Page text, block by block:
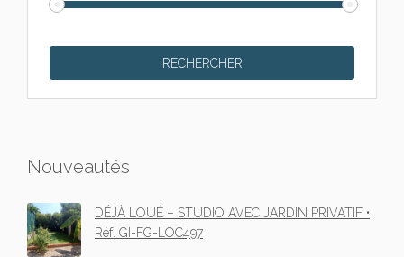
Nouveautés
DÉJÀ LOUÉ – STUDIO AVEC JARDIN PRIVATIF •
Réf. GI-FG-LOC497